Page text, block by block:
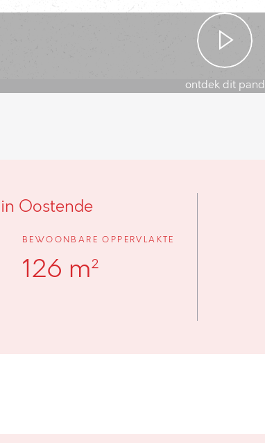
ontdek dit pand
Oostende
BEWOONBARE OPPERVLAKTE
126 m²